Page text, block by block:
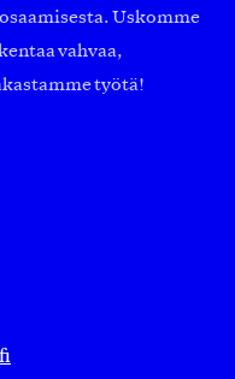
Uskomme
vahvaa,
työtä!